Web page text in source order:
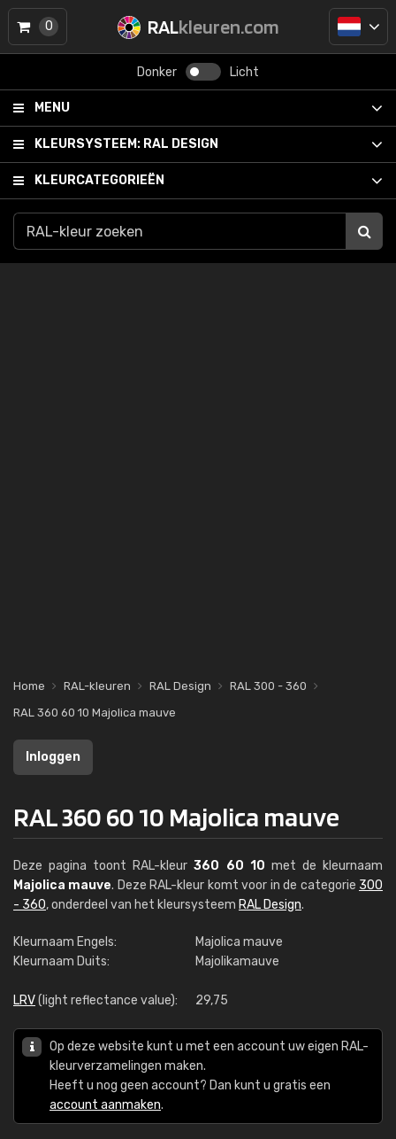
RALkleuren.com
Donker Licht
MENU
KLEURSYSTEEM: RAL DESIGN
KLEURCATEGORIEËN
0
Home RAL-kleuren RAL Design
RAL 300 - 360
RAL 360 60 10 Majolica mauve
Inloggen
RAL 360 60 10 Majolica mauve
Deze pagina toont RAL-kleur360 60 10 met de kleurnaam
Majolica mauve. Deze RAL-kleur komt voor in de categorie 300
- 360, onderdeel van het kleursysteem RAL Design.
Kleurnaam Engels:
Majolica mauve
Kleurnaam Duits:
Majolikamauve
LRV(light reflectance value): 29,75
Op deze website kunt u met een account uw eigen RAL-
kleurverzamelingen maken.
Heeft u nog geen account? Dan kunt u gratis een
account aanmaken.